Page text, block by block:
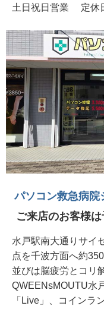
土日祝日営業 定休
パソコン救急病院
ご来店のお客様
水戸駅南大通りサイ
点を千波方面へ約
並びは脳疲労とコリ
QWEENsMOUTU水
「Live」、コインラ